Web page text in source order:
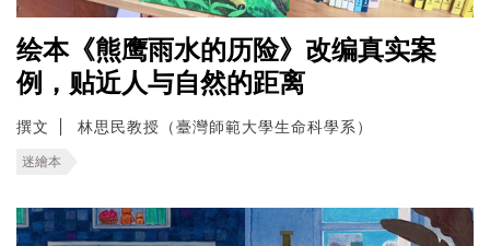
绘本《熊鹰雨水的历险》改编真实案
例，贴近人与自然的距离
撰文 林思民教授（臺灣師範大學生命科學系）
迷繪本